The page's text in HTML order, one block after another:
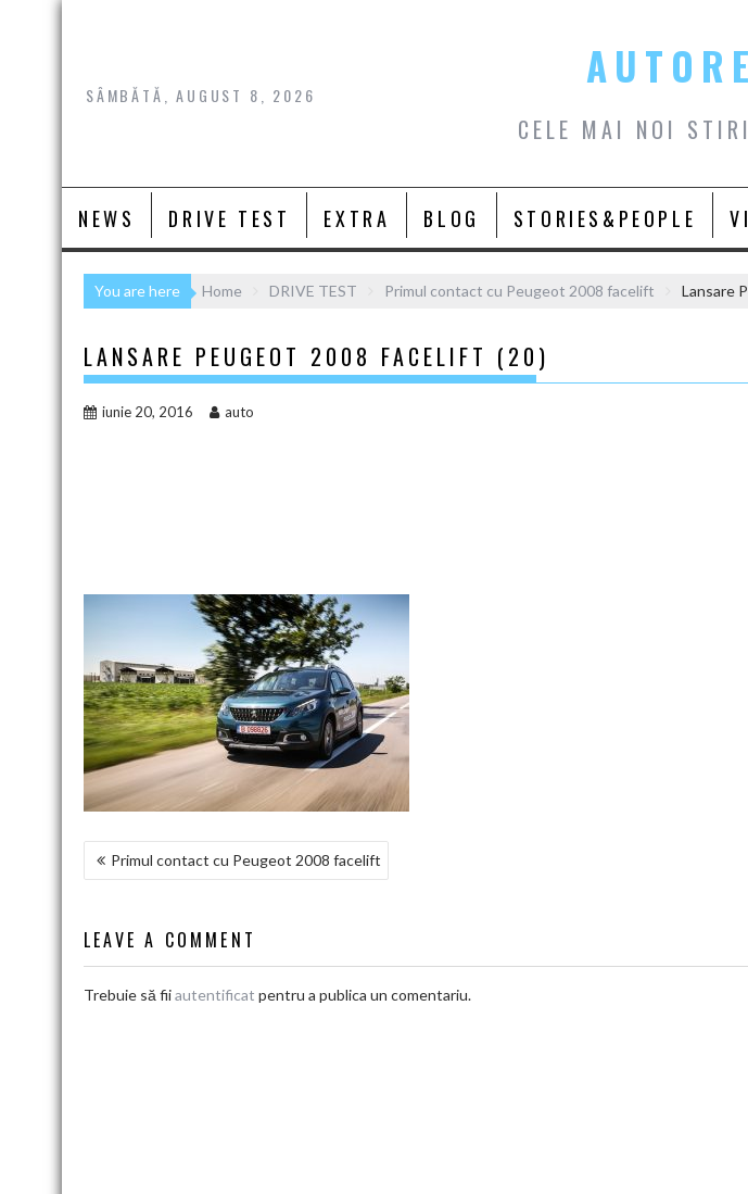
Skip
SÂMBĂTĂ, AUGUST 8, 2026
CELE MAI NOI
NEWS DRIVE TEST EXTRA BLOG STORIES&PEOPLE
You are here Home DRIVE TEST Primul contact cu Peugeot 2008 facelift Lansare
LANSARE PEUGEOT 2008 FACELIFT (20)
iunie 20, 2016 auto
NAVIGARE
ARTICOLE
Primul contact cu Peugeot 2008 facelift
LEAVE A COMMENT
Trebuie să fiiautentificat pentru a publica un comentariu.